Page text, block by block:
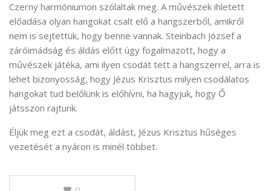
Czerny harmóniumon szólaltak meg. A művészek ihletett
előadása olyan hangokat csalt elő a hangszerből, amikről
nem is sejtettük, hogy benne vannak. Steinbach József a
záróimádság és áldás előtt úgy fogalmazott, hogy a
művészek játéka, ami ilyen csodát tett a hangszerrel, arra is
lehet bizonyosság, hogy Jézus Krisztus milyen csodálatos
hangokat tud belőlünk is előhívni, ha hagyjuk, hogy Ő
játsszon rajtunk.
Éljük meg ezt a csodát, áldást, Jézus Krisztus hűséges
vezetését a nyáron is minél többet.